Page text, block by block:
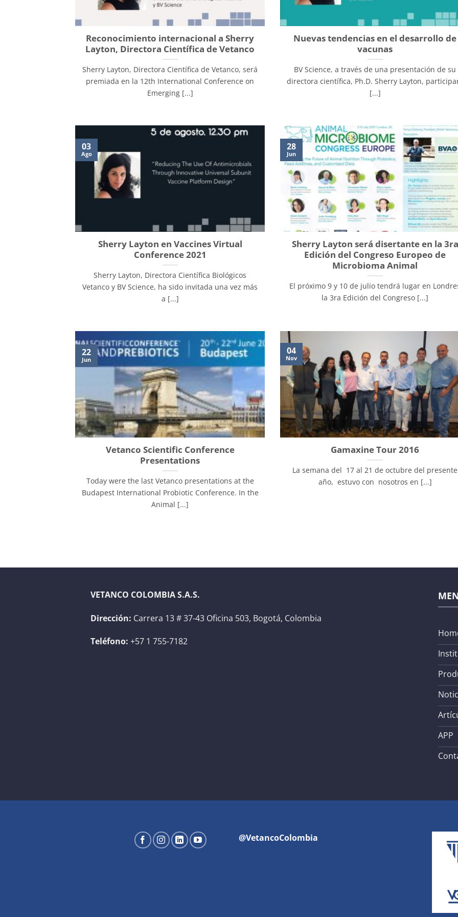
Reconocimiento internacional a Sherry
Layton, Directora Científica de Vetanco
Sherry Layton, Directora Científica de Vetanco, será
premiada en la 12th International Conference on
Emerging [...]
Nuevas tendencias en el desarrollo de
vacunas
BV Science, a través de una presentación de su
directora científica, Ph.D. Sherry Layton,
[...]
Sherry Layton en Vaccines Virtual
Conference 2021
Sherry Layton, Directora Científica Biológicos
Vetanco y BV Science, ha sido invitada una vez más
a [...]
03
Ago
Sherry Layton será disertante en la 3ra
Edición del Congreso Europeo de
Microbioma Animal
El próximo 9 y 10 de julio tendrá lugar en
la 3ra Edición del Congreso [...]
28
Jun
Vetanco Scientific Conference
Presentations
Today were the last Vetanco presentations at the
Budapest International Probiotic Conference. In the
Animal [...]
22
Jun
Gamaxine Tour 2016
La semana del 17 al 21 de octubre del presente
año, estuvo con nosotros en [...]
04
Nov
VETANCO COLOMBIA S.A.S.
Dirección: Carrera 13 # 37-43 Oficina 503, Bogotá, Colombia
Teléfono: +57 1 755-7182
APP
@VetancoColombia